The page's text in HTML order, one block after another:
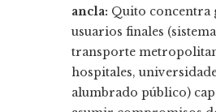
ancla: Quito concentra
usuarios finales
transporte
hospitales,
alumbrado público)